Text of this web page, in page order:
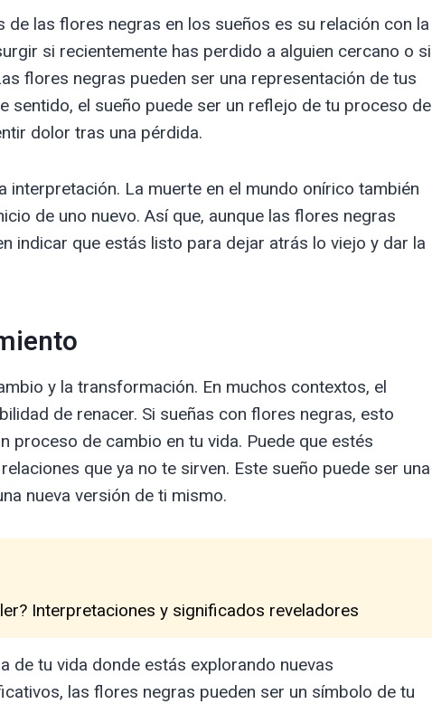
las flores negras en los sueños es su relación con la
si recientemente has perdido a alguien cercano o si
flores negras pueden ser una representación de tus
sentido, el sueño puede ser un reflejo de tu proceso de
dolor tras una pérdida.
interpretación. La muerte en el mundo onírico también
de uno nuevo. Así que, aunque las flores negras
indicar que estás listo para dejar atrás lo viejo y dar la
y la transformación. En muchos contextos, el
de renacer. Si sueñas con flores negras, esto
proceso de cambio en tu vida. Puede que estés
que ya no te sirven. Este sueño puede ser una
nueva versión de ti mismo.
Interpretaciones y significados reveladores
de tu vida donde estás explorando nuevas
las flores negras pueden ser un símbolo de tu